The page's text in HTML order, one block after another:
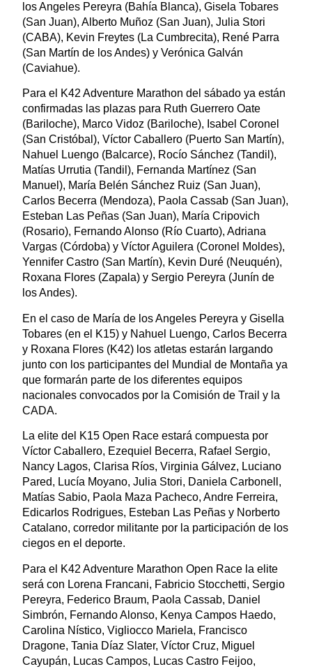
los Angeles Pereyra (Bahía Blanca), Gisela Tobares
(San Juan), Alberto Muñoz (San Juan), Julia Stori
(CABA), Kevin Freytes (La Cumbrecita), René Parra
(San Martín de los Andes) y Verónica Galván
(Caviahue).
Para el K42 Adventure Marathon del sábado ya están
confirmadas las plazas para Ruth Guerrero Oate
(Bariloche), Marco Vidoz (Bariloche), Isabel Coronel
(San Cristóbal), Víctor Caballero (Puerto San Martín),
Nahuel Luengo (Balcarce), Rocío Sánchez (Tandil),
Matías Urrutia (Tandil), Fernanda Martínez (San
Manuel), María Belén Sánchez Ruiz (San Juan),
Carlos Becerra (Mendoza), Paola Cassab (San Juan),
Esteban Las Peñas (San Juan), María Cripovich
(Rosario), Fernando Alonso (Río Cuarto), Adriana
Vargas (Córdoba) y Víctor Aguilera (Coronel Moldes),
Yennifer Castro (San Martín), Kevin Duré (Neuquén),
Roxana Flores (Zapala) y Sergio Pereyra (Junín de
los Andes).
En el caso de María de los Angeles Pereyra y Gisella
Tobares (en el K15) y Nahuel Luengo, Carlos Becerra
y Roxana Flores (K42) los atletas estarán largando
junto con los participantes del Mundial de Montaña ya
que formarán parte de los diferentes equipos
nacionales convocados por la Comisión de Trail y la
CADA.
La elite del K15 Open Race estará compuesta por
Víctor Caballero, Ezequiel Becerra, Rafael Sergio,
Nancy Lagos, Clarisa Ríos, Virginia Gálvez, Luciano
Pared, Lucía Moyano, Julia Stori, Daniela Carbonell,
Matías Sabio, Paola Maza Pacheco, Andre Ferreira,
Edicarlos Rodrigues, Esteban Las Peñas y Norberto
Catalano, corredor militante por la participación de los
ciegos en el deporte.
Para el K42 Adventure Marathon Open Race la elite
será con Lorena Francani, Fabricio Stocchetti, Sergio
Pereyra, Federico Braum, Paola Cassab, Daniel
Simbrón, Fernando Alonso, Kenya Campos Haedo,
Carolina Nístico, Vigliocco Mariela, Francisco
Dragone, Tania Díaz Slater, Víctor Cruz, Miguel
Cayupán, Lucas Campos, Lucas Castro Feijoo,